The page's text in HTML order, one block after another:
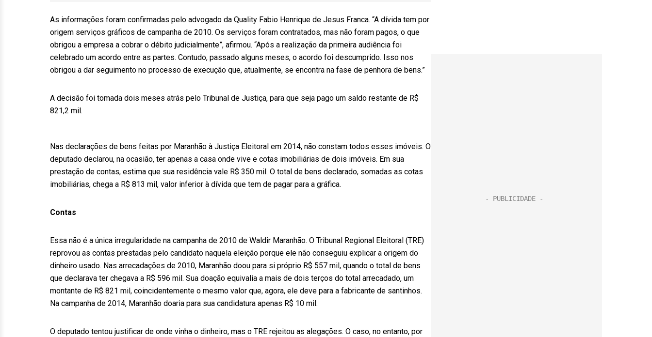
As informações foram confirmadas pelo advogado da Quality Fabio Henrique de Jesus Franca. “A dívida tem por
origem serviços gráficos de campanha de 2010. Os serviços foram contratados, mas não foram pagos, o que
obrigou a empresa a cobrar o débito judicialmente”, afirmou. “Após a realização da primeira audiência foi
celebrado um acordo entre as partes. Contudo, passado alguns meses, o acordo foi descumprido. Isso nos
obrigou a dar seguimento no processo de execução que, atualmente, se encontra na fase de penhora de bens.”
A decisão foi tomada dois meses atrás pelo Tribunal de Justiça, para que seja pago um saldo restante de R$
821,2 mil.
Nas declarações de bens feitas por Maranhão à Justiça Eleitoral em 2014, não constam todos esses imóveis. O
deputado declarou, na ocasião, ter apenas a casa onde vive e cotas imobiliárias de dois imóveis. Em sua
prestação de contas, estima que sua residência vale R$ 350 mil. O total de bens declarado, somadas as cotas
imobiliárias, chega a R$ 813 mil, valor inferior à dívida que tem de pagar para a gráfica.
Contas
Essa não é a única irregularidade na campanha de 2010 de Waldir Maranhão. O Tribunal Regional Eleitoral (TRE)
reprovou as contas prestadas pelo candidato naquela eleição porque ele não conseguiu explicar a origem do
dinheiro usado. Nas arrecadações de 2010, Maranhão doou para si próprio R$ 557 mil, quando o total de bens
que declarava ter chegava a R$ 596 mil. Sua doação equivalia a mais de dois terços do total arrecadado, um
montante de R$ 821 mil, coincidentemente o mesmo valor que, agora, ele deve para a fabricante de santinhos.
Na campanha de 2014, Maranhão doaria para sua candidatura apenas R$ 10 mil.
O deputado tentou justificar de onde vinha o dinheiro, mas o TRE rejeitou as alegações. O caso, no entanto, por